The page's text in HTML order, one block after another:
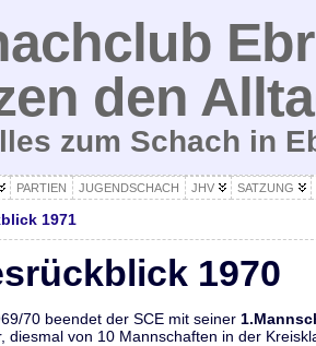
den
zum Schach in
PARTIEN JUGENDSCHACH JHV SATZUNG
1971
1970
70 beendet der SCE mit seiner
diesmal von 10 Mannschaften in der